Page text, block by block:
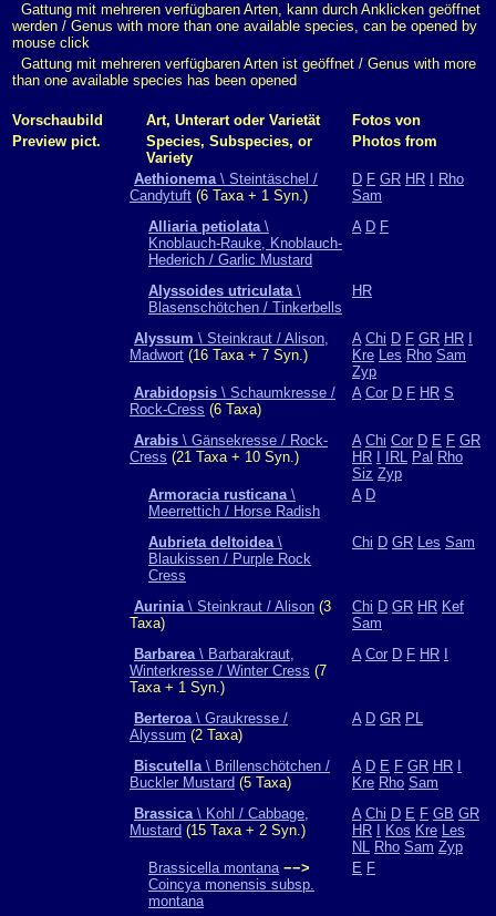
Gattung mit mehreren verfügbaren Arten, kann durch Anklicken geöffnet
werden / Genus with more than one available species, can be opened by
mouse click
Gattung mit mehreren verfügbaren Arten ist geöffnet / Genus with more
than one available species has been opened
Vorschaubild Art, Unterart oder Varietät
Fotos von
Preview pict.
Species, Subspecies, or
Variety
Photos from
Aethionema\ Steintäschel /
Candytuft (6 Taxa + 1 Syn.)
D F GR HR
Rho
Sam
Alliaria petiolata\
Knoblauch-Rauke, Knoblauch-
Hederich / Garlic Mustard
A D F
Alyssoides utriculata\
Blasenschötchen / Tinkerbells
HR
Alyssum \ Steinkraut / Alison,
Madwort (16 Taxa + 7 Syn.)
A Chi D F GR HR
Kre Les Rho Sam
Zyp
Arabidopsis \ Schaumkresse /
Rock-Cress (6 Taxa)
A Cor D F HR S
Arabis \ Gänsekresse / Rock-
Cress (21 Taxa + 10 Syn.)
A Chi Cor D E F GR
HR
IRL Pal Rho
Siz Zyp
Armoracia rusticana\
Meerrettich / Horse Radish
A D
Aubrieta deltoidea\
Blaukissen / Purple Rock
Cress
Chi D GR Les Sam
Aurinia\ Steinkraut / Alison (3
Taxa)
Chi D GR HR Kef
Sam
Barbarea\ Barbarakraut,
Winterkresse / Winter Cress (7
Taxa + 1 Syn.)
A Cor D F HR
Berteroa\ Graukresse /
Alyssum (2 Taxa)
A D GR PL
Biscutella\ Brillenschötchen /
Buckler Mustard (5 Taxa)
A D E F GR HR
Kre Rho Sam
Brassica\ Kohl / Cabbage,
Mustard (15 Taxa + 2 Syn.)
A Chi D E F GB GR
HR
Kos Kre Les
NL Rho Sam Zyp
Brassicella montana −−>
Coincya monensis subsp.
montana
E F